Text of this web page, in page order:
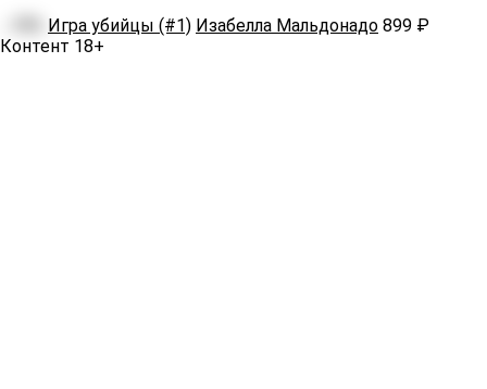
Игра убийцы (#1) Изабелла Мальдонадо 899 ₽
Контент 18+